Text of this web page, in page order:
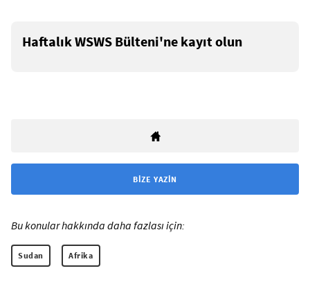
Haftalık WSWS Bülteni'ne kayıt olun
BIZE YAZIN
Bu konular hakkında daha fazlası için:
Sudan Afrika